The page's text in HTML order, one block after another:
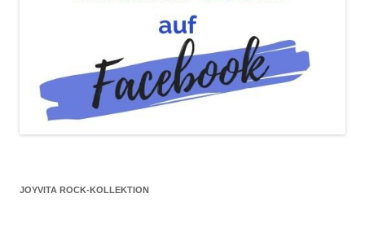
JOYVITA ROCK-KOLLEKTION